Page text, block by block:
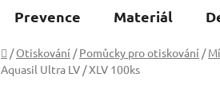
Prevence Materiál
Domů
/ Otiskování / Pomůcky pro otiskování /
Aquasil Ultra LV / XLV 100ks